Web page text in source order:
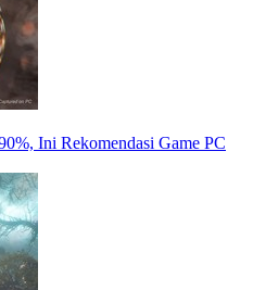
Ini Rekomendasi Game PC